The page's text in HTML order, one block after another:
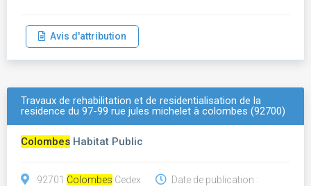
Avis d'attribution
Travaux de rehabilitation et de residentialisation de la
residence du 97-99 rue jules michelet à colombes (92700)
Colombes Habitat Public
92701 Colombes Cedex
Date de publication :